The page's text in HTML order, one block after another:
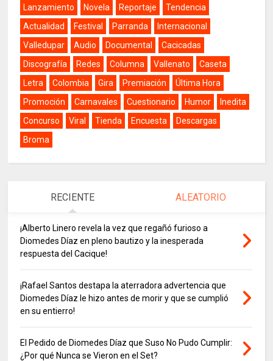
Lanzamiento
Novela Reportaje
Tendencia
Actualidad
Festival Parranda
Internacional
Valledupar
Audio Documental
Cacicadas
Discografía
Redes Columna Vallenato
Caseta
Letra
Colombia Gira Premiación
Última Hora
Promoción
Carnavales Cuestionario Humor
Inedita
Concurso
Viral Tienda Encuesta
Descargas
Broma
RECIENTE ALEATORIO
¡Alberto Linero revela la vez que regañó furioso a
Diomedes Díaz en pleno bautizo y la inesperada
respuesta del Cacique!
¡Rafael Santos destapa la aterradora advertencia que
Diomedes Díaz le hizo antes de morir y que se cumplió
en su entierro!
El Pedido de Diomedes Díaz que Suso No Pudo Cumplir:
¿Por qué Nunca se Vieron en el Set?